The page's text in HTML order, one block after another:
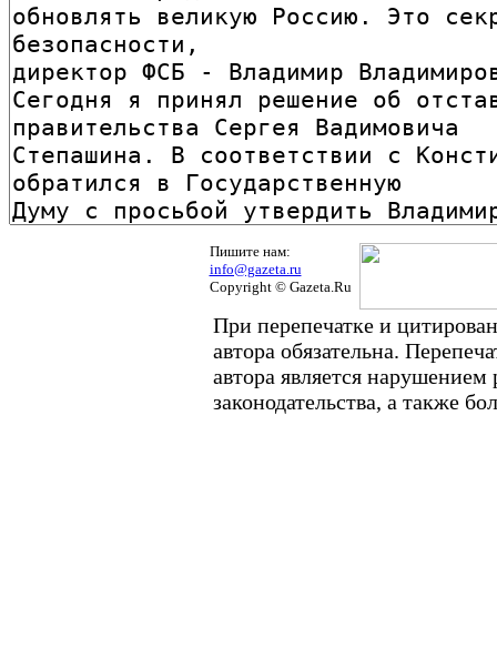
Пишите нам:
info@gazeta.ru
Copyright © Gazeta.Ru
При перепечатке и
автора обязательна.
автора является
законодательства, а также